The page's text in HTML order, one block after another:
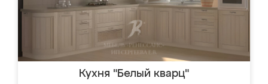
Кухня "Белый кварц"